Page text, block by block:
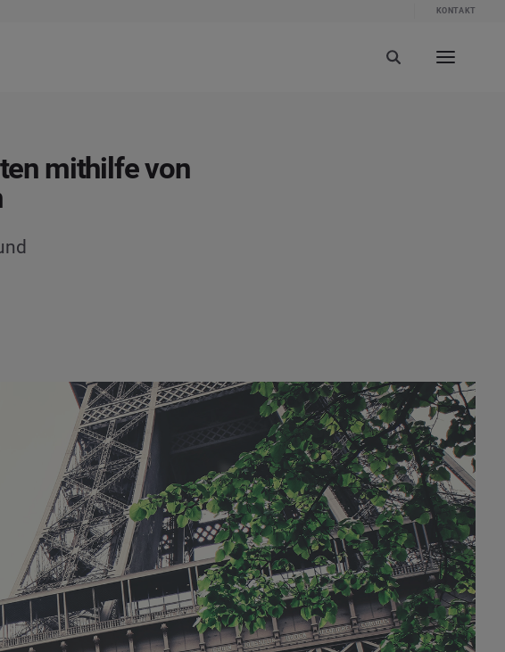
KONTAKT
mithilfe von